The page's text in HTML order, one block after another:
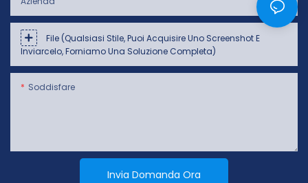
File (qualsiasi Stile, Puoi Acquisire Uno Screenshot E
Inviarcelo, Forniamo Una Soluzione Completa)
Soddisfare
Invia Domanda Ora